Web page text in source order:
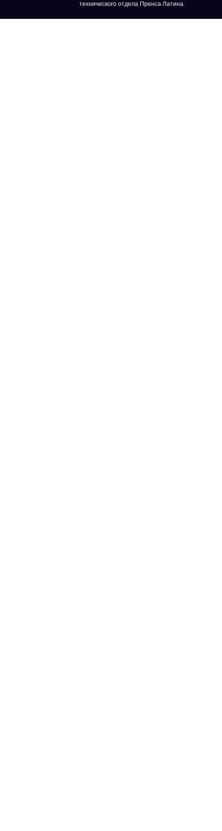
технического отдела Пренса Латина.